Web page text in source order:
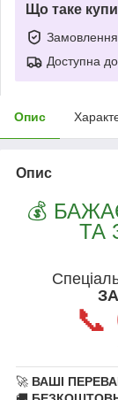
Що таке
Замовлення
Доступна
Опис
Опис
💰
ТА
📞
🚀 ВАШІ